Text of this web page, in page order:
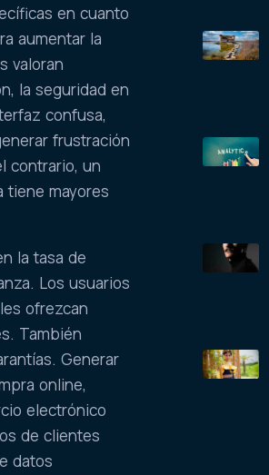
en cuanto
aumentar la
valoran
la seguridad en
confusa,
frustración
contrario, un
tiene mayores
la tasa de
Los usuarios
ofrezcan
También
Generar
online,
electrónico
de clientes
datos